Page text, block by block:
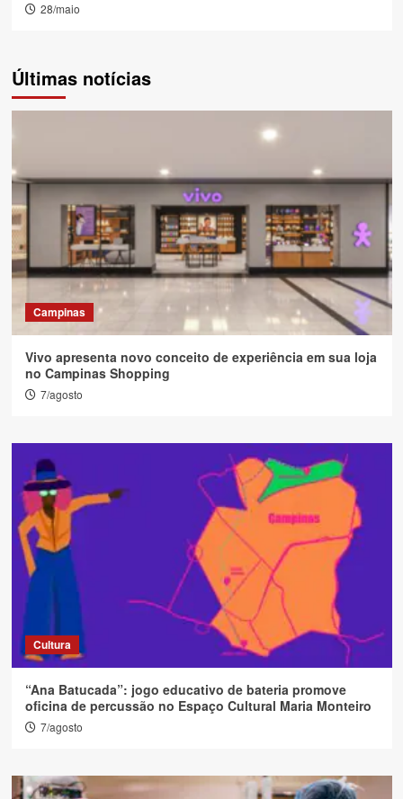
28/maio
Últimas notícias
Campinas
Vivo apresenta novo conceito de experiência em sua loja
no Campinas Shopping
7/agosto
Cultura
“Ana Batucada”: jogo educativo de bateria promove
oficina de percussão no Espaço Cultural Maria Monteiro
7/agosto